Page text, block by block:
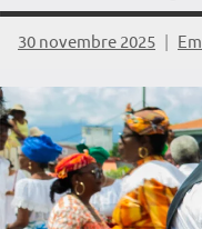
30 novembre 2025